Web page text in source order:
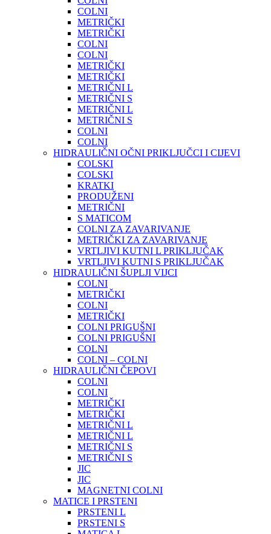
COLNI
METRIČKI
METRIČKI
COLNI
COLNI
METRIČKI
METRIČKI
METRIČNI L
METRIČNI S
METRIČNI L
METRIČNI S
COLNI
COLNI
HIDRAULIČNI OČNI PRIKLJUČCI I CIJEVI
COLSKI
COLSKI
KRATKI
PRODUŽENI
METRIČNI
S MATICOM
COLNI ZA ZAVARIVANJE
METRIČKI ZA ZAVARIVANJE
VRTLJIVI KUTNI L PRIKLJUČAK
VRTLJIVI KUTNI S PRIKLJUČAK
HIDRAULIČNI ŠUPLJI VIJCI
COLNI
METRIČKI
COLNI
METRIČKI
COLNI PRIGUŠNI
COLNI PRIGUŠNI
COLNI
COLNI – COLNI
HIDRAULIČNI ČEPOVI
COLNI
COLNI
METRIČKI
METRIČKI
METRIČNI L
METRIČNI L
METRIČNI S
METRIČNI S
JIC
JIC
MAGNETNI COLNI
MATICE I PRSTENI
PRSTENI L
PRSTENI S